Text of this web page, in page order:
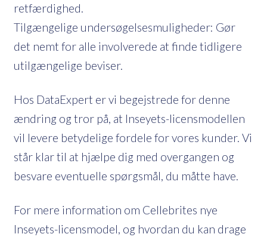
retfærdighed.
Tilgængelige undersøgelsesmuligheder: Gør
det nemt for alle involverede at finde tidligere
utilgængelige beviser.
Hos DataExpert er vi begejstrede for denne
ændring og tror på, at Inseyets-licensmodellen
vil levere betydelige fordele for vores kunder. Vi
står klar til at hjælpe dig med overgangen og
besvare eventuelle spørgsmål, du måtte have.
For mere information om Cellebrites nye
Inseyets-licensmodel, og hvordan du kan drage